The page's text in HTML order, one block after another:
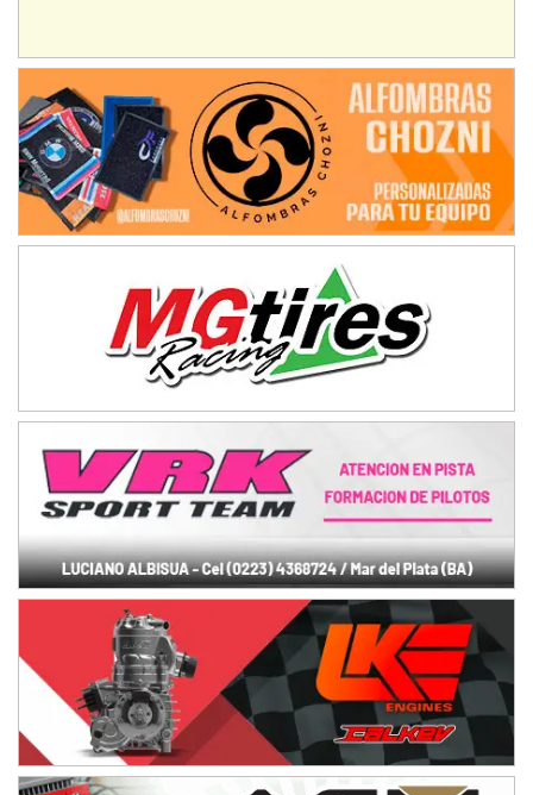
NORESTE SANTAFESINO - F6
Ciudad de Avellaneda (Asfalto)
Avellaneda (Santa Fe)
SUR SANTAFESINO - F4
José Samuel Sánchez (Tierra)
Rufino (Santa Fe)
TUCUMANO - F5
El Timbó (Tucumán)